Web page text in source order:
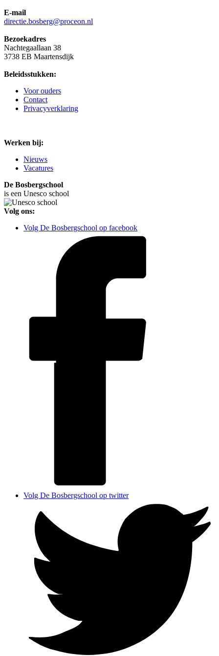
E-mail
directie.bosberg@proceon.nl
Bezoekadres
Nachtegaallaan 38
3738 EB Maartensdijk
Beleidsstukken:
Voor ouders
Contact
Privacyverklaring
Werken bij:
Nieuws
Vacatures
De Bosbergschool
is een Unesco school
Volg ons:
Volg De Bosbergschool op facebook
Volg De Bosbergschool op twitter